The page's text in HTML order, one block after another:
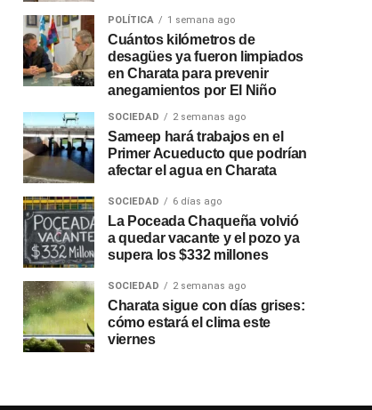
POLÍTICA 1 semana ago
Cuántos kilómetros de
desagües ya fueron limpiados
en Charata para prevenir
anegamientos por El Niño
SOCIEDAD 2 semanas ago
Sameep hará trabajos en el
Primer Acueducto que podrían
afectar el agua en Charata
SOCIEDAD 6 días ago
La Poceada Chaqueña volvió
a quedar vacante y el pozo ya
supera los $332 millones
SOCIEDAD 2 semanas ago
Charata sigue con días grises:
cómo estará el clima este
viernes